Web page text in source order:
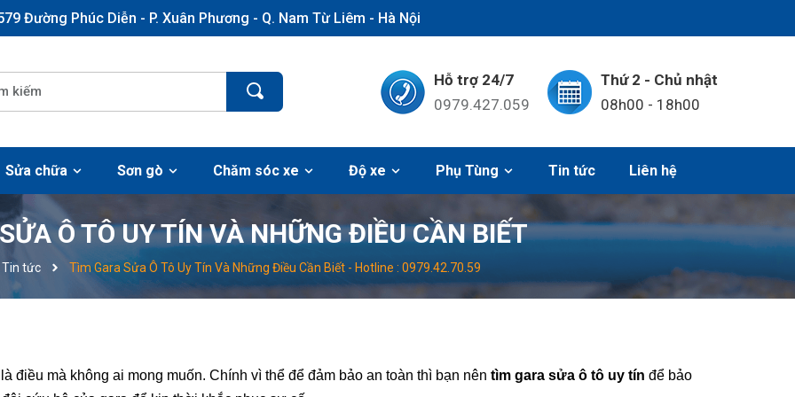
Đường Phúc Diễn - P. Xuân Phương - Q. Nam Từ Liêm - Hà Nội
Hỗ trợ 24/7
0979.427.059
Thứ 2 - Chủ nhật
08h00 - 18h00
Sửa chữa Sơn gò Chăm sóc xe Độ xe Phụ Tùng Tin tức Liên hệ
Ô TÔ UY TÍN VÀ NHỮNG ĐIỀU CẦN BIẾT
Tin tức Tìm Gara Sửa Ô Tô Uy Tín Và Những Điều Cần Biết - Hotline : 0979.42.70.59
điều mà không ai mong muốn. Chính vì thể để đảm bảo an toàn thì bạn nên tìm gara sửa ô tô uy tín để bảo